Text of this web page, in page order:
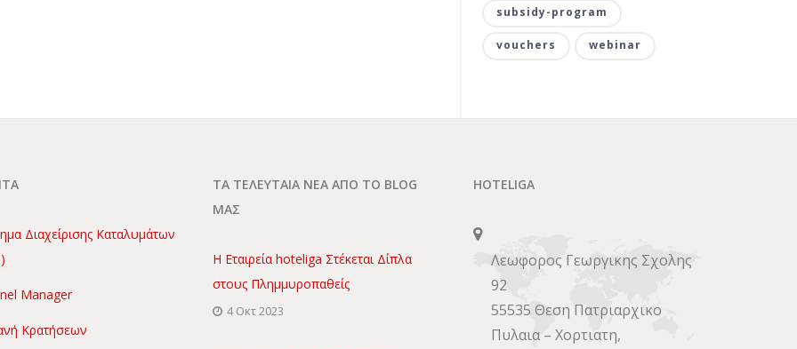
subsidy-program
vouchers webinar
Διαχείρισης Καταλυμάτων
Manager
Κρατήσεων
ΤΑ ΤΕΛΕΥΤΑΙΑ ΝΕΑ ΑΠΟ ΤΟ BLOG
ΜΑΣ
Η Εταιρεία hoteliga Στέκεται Δίπλα
στους Πλημμυροπαθείς
4 Οκτ 2023
HOTELIGA
Λεωφορος Γεωργικης Σχολης
92
55535 Θεση Πατριαρχικο
Πυλαια – Χορτιατη,